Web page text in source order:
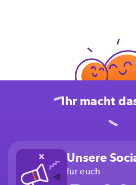
Ihr macht
Unsere
für euch